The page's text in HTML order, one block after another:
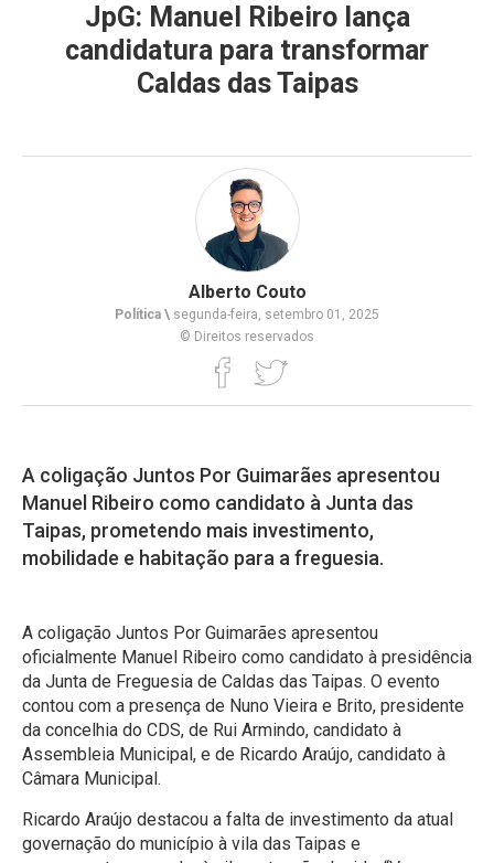
JpG: Manuel Ribeiro lança
candidatura para transformar
Caldas das Taipas
Alberto Couto
Política \ segunda-feira, setembro 01, 2025
© Direitos reservados
A coligação Juntos Por Guimarães apresentou
Manuel Ribeiro como candidato à Junta das
Taipas, prometendo mais investimento,
mobilidade e habitação para a freguesia.
A coligação Juntos Por Guimarães apresentou
oficialmente Manuel Ribeiro como candidato à presidência
da Junta de Freguesia de Caldas das Taipas. O evento
contou com a presença de Nuno Vieira e Brito, presidente
da concelhia do CDS, de Rui Armindo, candidato à
Assembleia Municipal, e de Ricardo Araújo, candidato à
Câmara Municipal.
Ricardo Araújo destacou a falta de investimento da atual
governação do município à vila das Taipas e